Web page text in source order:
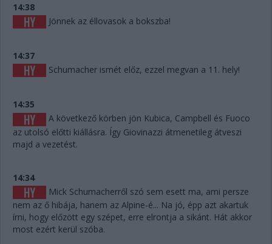
14:38
Jönnek az éllovasok a bokszba!
14:37
Schumacher ismét előz, ezzel megvan a 11. hely!
14:35
A következő körben jön Kubica, Campbell és Fuoco
az utolsó előtti kiállásra. Így Giovinazzi átmenetileg átveszi
majd a vezetést.
14:34
Mick Schumacherről szó sem esett ma, ami persze
nem az ő hibája, hanem az Alpine-é... Na jó, épp azt akartuk
írni, hogy előzött egy szépet, erre elrontja a sikánt. Hát akkor
most ezért kerül szóba.